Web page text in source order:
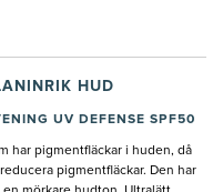
HUD
UV DEFENSE SPF50
har pigmentfläckar i huden, då
pigmentfläckar. Den har